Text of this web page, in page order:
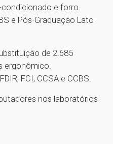
e forro.
e Pós-Graduação Lato
de 2.685
ergonômico.
FCI, CCSA e CCBS.
nos laboratórios